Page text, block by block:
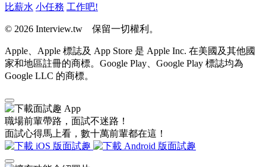
比薪水 小任務 工作吧!
© 2026 Interview.tw 保留一切權利。
Apple、Apple 標誌及 App Store 是 Apple Inc. 在美國及其他國
家和地區註冊的商標。Google Play、Google Play 標誌均為
Google LLC 的商標。
職場前輩帶路，面試不迷路！
面試心得馬上看，數十萬前輩都在這！